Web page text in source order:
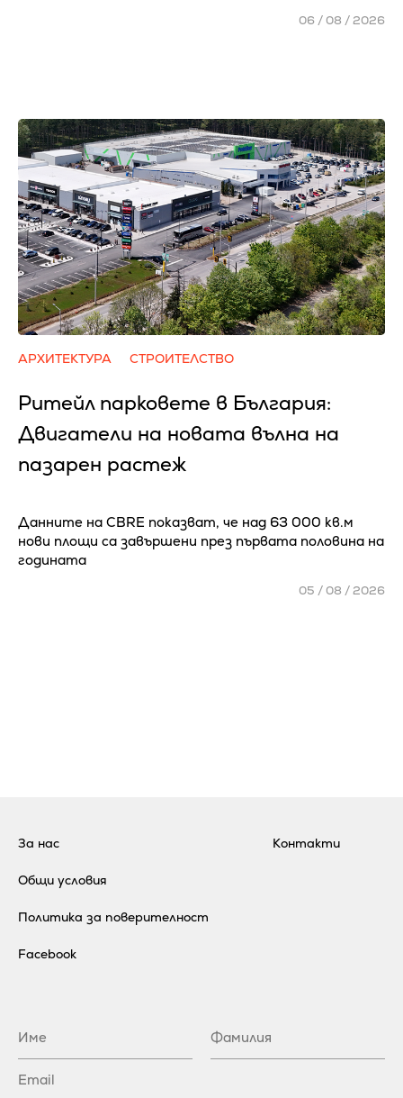
06 / 08 / 2026
АРХИТЕКТУРА СТРОИТЕЛСТВО
Ритейл парковете в България:
Двигатели на новата вълна на
пазарен растеж
Данните на CBRE показват, че над 63 000 кв.м
нови площи са завършени през първата половина на
годината
05 / 08 / 2026
За нас
Общи условия
Политика за поверителност
Контакти
Facebook